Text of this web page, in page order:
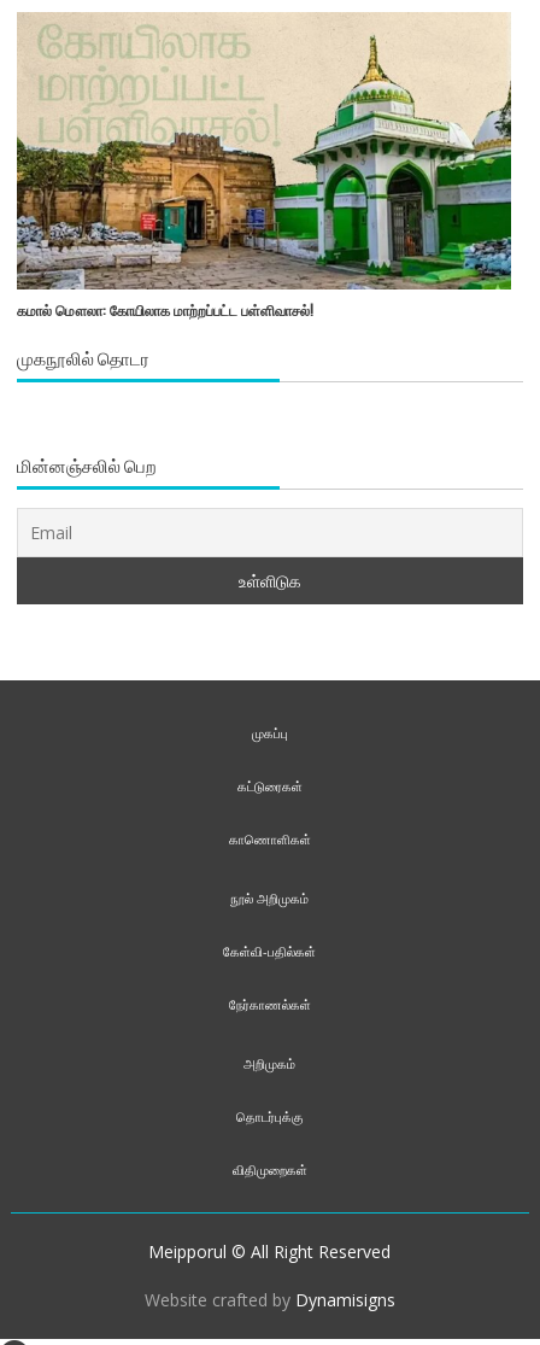
கமால் மௌலா: கோயிலாக மாற்றப்பட்ட பள்ளிவாசல்!
முகநூலில் தொடர
மின்னஞ்சலில் பெற
முகப்பு
கட்டுரைகள்
காணொளிகள்
நூல் அறிமுகம்
கேள்வி-பதில்கள்
நேர்காணல்கள்
அறிமுகம்
தொடர்புக்கு
விதிமுறைகள்
Meipporul © All Right Reserved
Website crafted by Dynamisigns